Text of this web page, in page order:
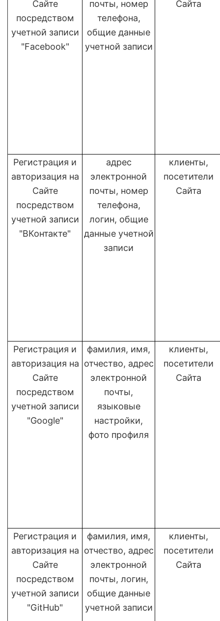
Сайте
посредством
учетной записи
"Facebook"
почты, номер
телефона,
общие данные
учетной записи
Сайта
Регистрация и
авторизация на
Сайте
посредством
учетной записи
"ВКонтакте"
адрес
электронной
почты, номер
телефона,
логин, общие
данные учетной
записи
клиенты,
посетители
Сайта
Регистрация и
авторизация на
Сайте
посредством
учетной записи
"Google"
фамилия, имя,
отчество, адрес
электронной
почты,
языковые
настройки,
фото профиля
клиенты,
посетители
Сайта
Регистрация и
авторизация на
Сайте
посредством
учетной записи
"GitHub"
фамилия, имя,
отчество, адрес
электронной
почты, логин,
общие данные
учетной записи
клиенты,
посетители
Сайта